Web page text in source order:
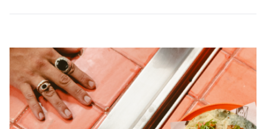
ARCHITECTURE
costa de Oaxaca
La costa de Oaxaca se ha convertido en uno de los destinos más
fascinantes de México gracias a una nueva generación de
espacios donde arquitectura, diseño, arte y naturaleza dialogan
frente al Pacífico. Entre hoteles minimalistas, casas de concreto,
experiencias gastronómicas y refugios creativos, la región
redefine el lujo desde la calma y la conexión con el entorno.